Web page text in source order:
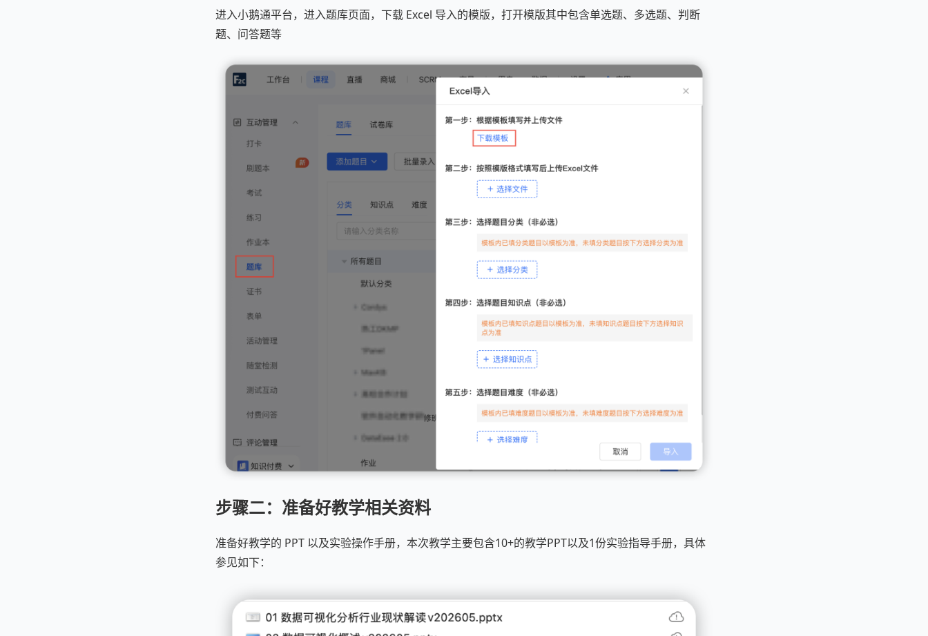
进入小鹅通平台，进入题库页面，下载 Excel 导入的模版，打开模版其中包含单选题、多选题、判断
题、问答题等
步骤二：准备好教学相关资料
准备好教学的 PPT 以及实验操作手册，本次教学主要包含10+的教学PPT以及1份实验指导手册，具体
参见如下：